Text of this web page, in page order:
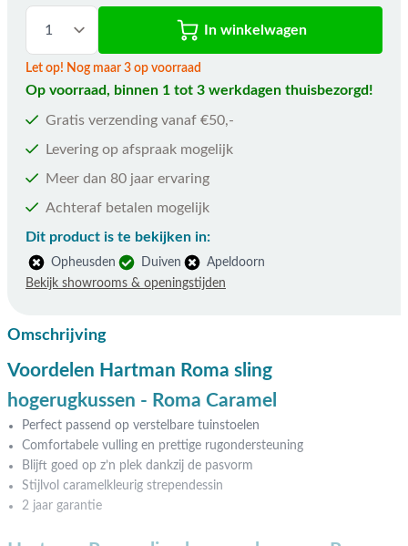
In winkelwagen
Let op! Nog maar 3 op voorraad
Op voorraad, binnen 1 tot 3 werkdagen thuisbezorgd!
Gratis verzending vanaf €50,-
Levering op afspraak mogelijk
Meer dan 80 jaar ervaring
Achteraf betalen mogelijk
Dit product is te bekijken in:
Opheusden Duiven
Apeldoorn
Bekijk showrooms & openingstijden
Omschrijving
Voordelen Hartman Roma sling
hogerugkussen - Roma Caramel
Perfect passend op verstelbare tuinstoelen
Comfortabele vulling en prettige rugondersteuning
Blijft goed op z’n plek dankzij de pasvorm
Stijlvol caramelkleurig strependessin
2 jaar garantie